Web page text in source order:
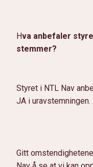
Hva anbefaler
stemmer?
Styret i NTL Nav
JA i uravstemningen.
Gitt